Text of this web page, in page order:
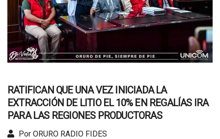
RATIFICAN QUE UNA VEZ INICIADA LA
EXTRACCIÓN DE LITIO EL 10% EN REGALÍAS IRA
PARA LAS REGIONES PRODUCTORAS
Por ORURO RADIO FIDES